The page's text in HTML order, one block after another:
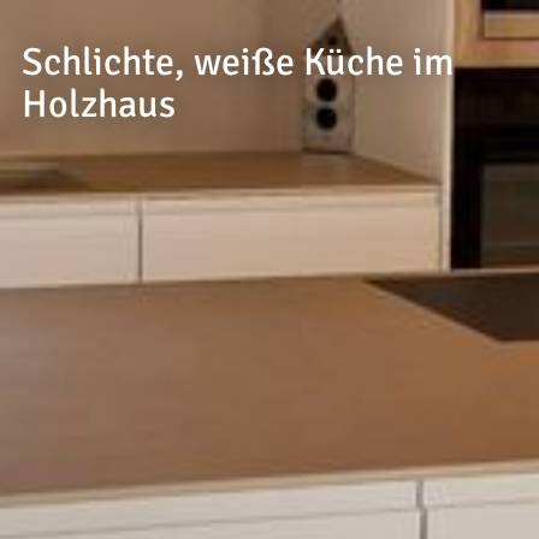
--
Schlichte, weiße Küche im
Holzhaus